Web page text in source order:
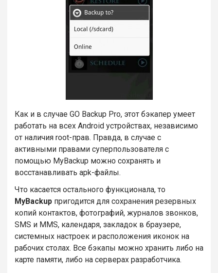
Как и в случае GO Backup Pro, этот бэкапер умеет
работать на всех Android устройствах, независимо
от наличия root-прав. Правда, в случае с
активными правами суперпользователя с
помощью MyBackup можно сохранять и
восстанавливать apk-файлы.
Что касается остального функционала, то
MyBackup пригодится для сохранения резервных
копий контактов, фотографий, журналов звонков,
SMS и MMS, календаря, закладок в браузере,
системных настроек и расположения иконок на
рабочих столах. Все бэкапы можно хранить либо на
карте памяти, либо на серверах разработчика.